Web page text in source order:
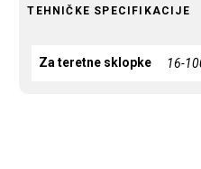
TEHNIČKE SPECIFIKACIJE
Za teretne sklopke 16-